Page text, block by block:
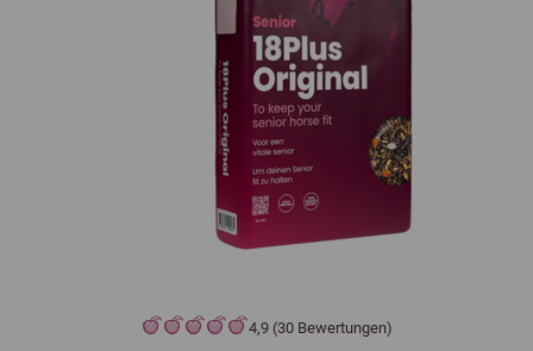
4,9 (30 Bewertungen)